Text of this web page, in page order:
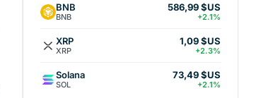
BNB
BNB
586,99 $US
+2.1%
XRP
XRP
1,09 $US
+2.3%
Solana
SOL
73,49 $US
+2.1%